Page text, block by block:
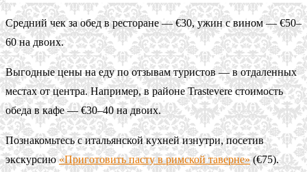
Средний чек за обед в ресторане — €30, ужин с вином — €50–
60 на двоих.
Выгодные цены на еду по отзывам туристов — в отдаленных
местах от центра. Например, в районе Trastevere стоимость
обеда в кафе — €30–40 на двоих.
Познакомьтесь с итальянской кухней изнутри, посетив
экскурсию«Приготовить пасту в римской таверне»(€75).